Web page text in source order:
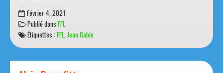
Lire la suite
Jean
Gabin,
soldat
février 4, 2021
Publié dansFFL